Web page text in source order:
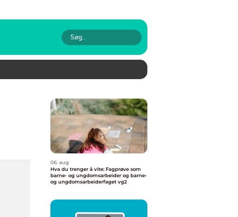
06. aug
Hva du trenger å vite: Fagprøve som
barne- og ungdomsarbeider og barne-
og ungdomsarbeiderfaget vg2